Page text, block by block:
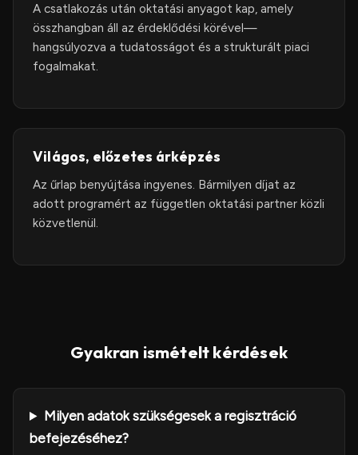
A csatlakozás után oktatási anyagot kap, amely
összhangban áll az érdeklődési körével—
hangsúlyozva a tudatosságot és a strukturált piaci
fogalmakat.
Világos, előzetes árképzés
Az űrlap benyújtása ingyenes. Bármilyen díjat az
adott programért az független oktatási partner közli
közvetlenül.
Gyakran ismételt kérdések
Milyen adatok szükségesek a regisztráció
befejezéséhez?